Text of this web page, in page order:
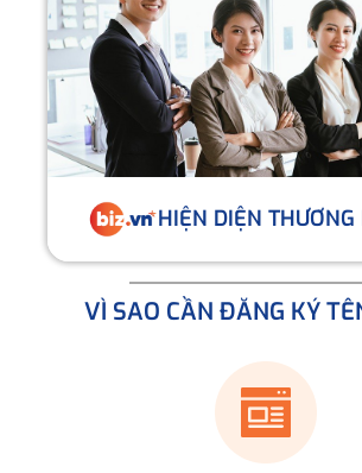
HIỆN DIỆN THƯƠNG
VÌ SAO CẦN ĐĂNG KÝ